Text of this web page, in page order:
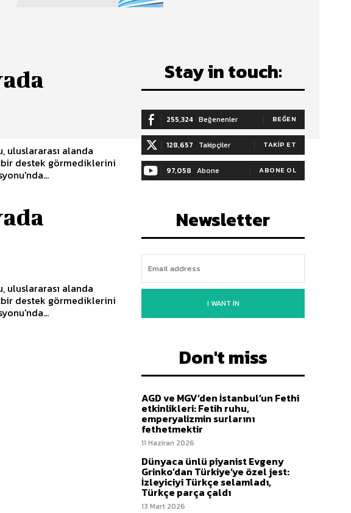
uluslararası alanda
destek görmediklerini
uluslararası alanda
destek görmediklerini
Stay in touch:
255,324 Beğenenler BEĞEN
128,657 Takipçiler TAKIP ET
97,058 Abone ABONE OL
Newsletter
I WANT IN
Don't miss
AGD ve MGV’den İstanbul’un Fethi
etkinlikleri: Fetih ruhu,
emperyalizmin surlarını
fethetmektir
11 Haziran 2026
Dünyaca ünlü piyanist Evgeny
Grinko’dan Türkiye’ye özel jest:
İzleyiciyi Türkçe selamladı,
Türkçe parça çaldı
13 Mart 2026